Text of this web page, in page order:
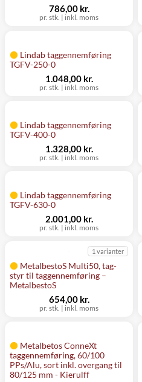
pr. stk. | inkl. moms
786,00 kr.
Lindab taggennemføring
TGFV-250-0
pr. stk. | inkl. moms
1.048,00 kr.
Lindab taggennemføring
TGFV-400-0
pr. stk. | inkl. moms
1.328,00 kr.
Lindab taggennemføring
TGFV-630-0
pr. stk. | inkl. moms
2.001,00 kr.
MetalbestoS Multi50, tag-
styr til taggennemføring –
MetalbestoS
1 varianter
pr. stk. | inkl. moms
654,00 kr.
Metalbetos ConneXt
taggennemføring, 60/100
PPs/Alu, sort inkl. overgang til
80/125 mm - Kierulff